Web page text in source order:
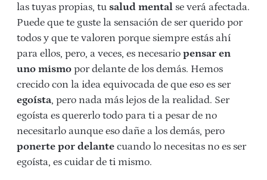
las tuyas propias, tu salud mental se verá afectada.
Puede que te guste la sensación de ser querido por
todos y que te valoren porque siempre estás ahí
para ellos, pero, a veces, es necesario pensar en
uno mismo por delante de los demás. Hemos
crecido con la idea equivocada de que eso es ser
egoísta, pero nada más lejos de la realidad. Ser
egoísta es quererlo todo para ti a pesar de no
necesitarlo aunque eso dañe a los demás, pero
ponerte por delante cuando lo necesitas no es ser
egoísta, es cuidar de ti mismo.